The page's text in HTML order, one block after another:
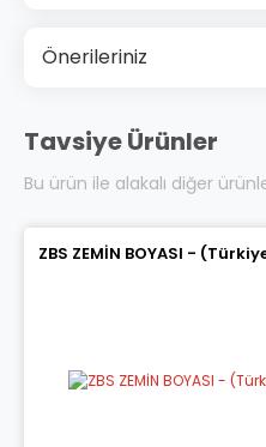
Önerileriniz
Tavsiye Ürünler
Bu ürün ile alakalı diğer
ZBS ZEMİN BOYASI -